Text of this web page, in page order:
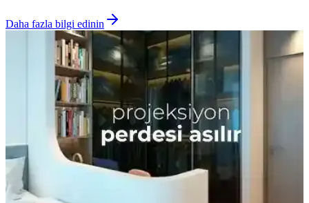
Daha fazla bilgi edinin